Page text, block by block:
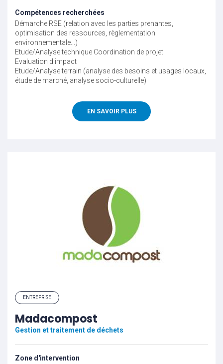
Compétences recherchées
Démarche RSE (relation avec les parties prenantes,
optimisation des ressources, règlementation
environnementale...)
Etude/Analyse technique Coordination de projet
Evaluation d'impact
Etude/Analyse terrain (analyse des besoins et usages locaux,
étude de marché, analyse socio-culturelle)
EN SAVOIR PLUS
ENTREPRISE
Madacompost
Gestion et traitement de déchets
Zone d'intervention